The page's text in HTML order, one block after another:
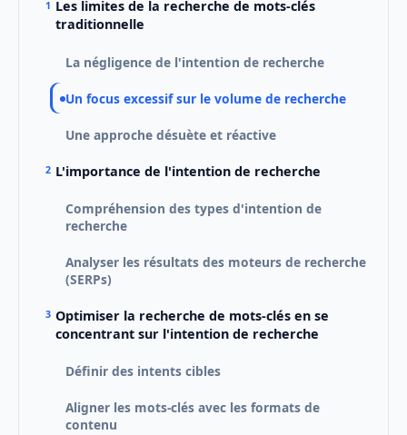
Les limites de la recherche de mots-clés
traditionnelle
La négligence de l'intention de recherche
Un focus excessif sur le volume de recherche
Une approche désuète et réactive
L'importance de l'intention de recherche
Compréhension des types d'intention de
recherche
Analyser les résultats des moteurs de recherche
(SERPs)
Optimiser la recherche de mots-clés en se
concentrant sur l'intention de recherche
Définir des intents cibles
Aligner les mots-clés avec les formats de
contenu